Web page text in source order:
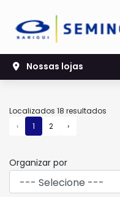
Nossas lojas
Localizados 18 resultados
‹
1 2 ›
Organizar por